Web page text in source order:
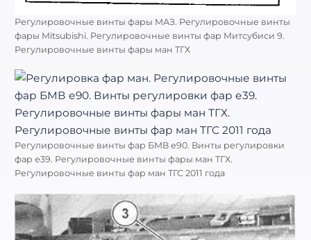
Регулировочные винты фары МАЗ. Регулировочные винты
фары Mitsubishi. Регулировочные винты фар Митсубиси 9.
Регулировочные винты фары ман ТГХ
Регулировочные винты фар БМВ е90. Винты регулировки
фар е39. Регулировочные винты фары ман ТГХ.
Регулировочные винты фар ман ТГС 2011 года